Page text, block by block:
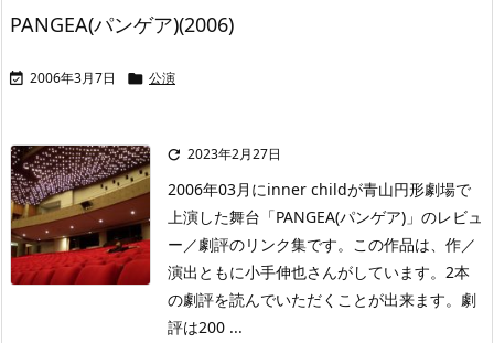
PANGEA(パンゲア)(2006)
 2006年3月7日  公演
 2023年2月27日
2006年03月にinner childが青山円形劇場で
上演した舞台「PANGEA(パンゲア)」のレビュ
ー／劇評のリンク集です。この作品は、作／
演出ともに小手伸也さんがしています。2本
の劇評を読んでいただくことが出来ます。劇
評は200 ...